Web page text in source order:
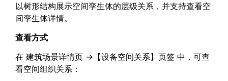
以树形结构展示空间孪生体的层级关系，并支持查看空
间孪生体详情。
查看方式
在 建筑场景详情页 →【设备空间关系】页签 中，可查
看空间组织关系：